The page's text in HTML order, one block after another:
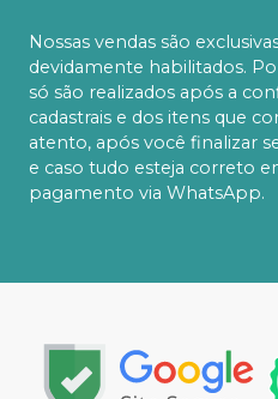
Nossas vendas são
devidamente habilitados.
só são realizados após a
cadastrais e dos itens que
atento, após você finalizar
e caso tudo esteja correto
pagamento via WhatsApp.